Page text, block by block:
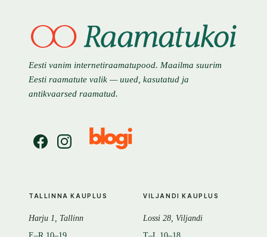
Eesti vanim internetiraamatupood. Maailma suurim
Eesti raamatute valik — uued, kasutatud ja
antikvaarsed raamatud.
TALLINNA KAUPLUS
Harju 1, Tallinn
VILJANDI KAUPLUS
Lossi 28, Viljandi